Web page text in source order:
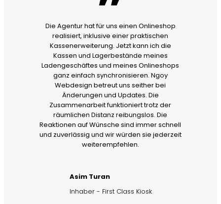
Die Agentur hat für uns einen Onlineshop
realisiert, inklusive einer praktischen
Kassenerweiterung. Jetzt kann ich die
Kassen und Lagerbestände meines
Ladengeschäftes und meines Onlineshops
ganz einfach synchronisieren. Ngoy
Webdesign betreut uns seither bei
Änderungen und Updates. Die
Zusammenarbeit funktioniert trotz der
räumlichen Distanz reibungslos. Die
Reaktionen auf Wünsche sind immer schnell
und zuverlässig und wir würden sie jederzeit
weiterempfehlen.
Asim Turan
Inhaber - First Class Kiosk